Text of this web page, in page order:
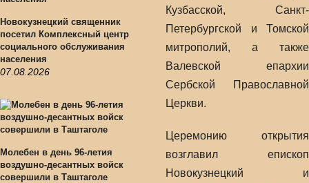
Новокузнецкий священник
посетил Комплексный центр
социального обслуживания
населения
07.08.2026
Молебен в день 96-летия
воздушно-десантных войск
совершили в Таштаголе
Кузбасской, Санкт-
Петербургской и Томской
митрополий, а также
Валевской епархии
Сербской Православной
Церкви.
Церемонию открытия
возглавил епископ
Новокузнецкий и